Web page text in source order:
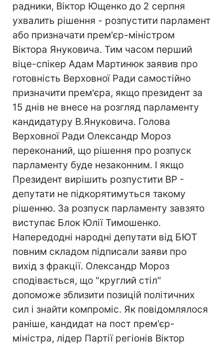
радники, Віктор Ющенко до 2 серпня
ухвалить рішення - розпустити парламент
або призначати прем'єр-міністром
Віктора Януковича. Тим часом перший
віце-спікер Адам Мартинюк заявив про
готовність Верховної Ради самостійно
призначити прем'єра, якщо президент за
15 днів не внесе на розгляд парламенту
кандидатуру В.Януковича. Голова
Верховної Ради Олександр Мороз
переконаний, що рішення про розпуск
парламенту буде незаконним. І якщо
Президент вирішить розпустити ВР -
депутати не підкорятимуться такому
рішенню. За розпуск парламенту завзято
виступає Блок Юлії Тимошенко.
Напередодні народні депутати від БЮТ
повним складом підписали заяви про
вихід з фракції. Олександр Мороз
сподівається, що "круглий стіл"
допоможе зблизити позицій політичних
сил і знайти компроміс. Як повідомлялося
раніше, кандидат на пост прем'єр-
міністра, лідер Партії регіонів Віктор